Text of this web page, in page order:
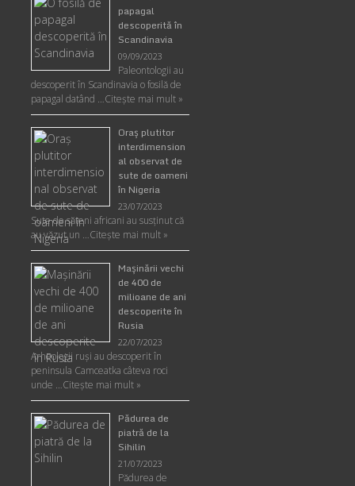
papagal
descoperită în
Scandinavia
09/09/2023
Paleontologii au
descoperit în Scandinavia o fosilă de
papagal datând …Citește mai mult »
Oraş plutitor
interdimension
al observat de
sute de oameni
în Nigeria
23/07/2023
Sute de săteni africani au susținut că
au văzut un …Citește mai mult »
Maşinării vechi
de 400 de
milioane de ani
descoperite în
Rusia
22/07/2023
Arheologii ruşi au descoperit în
peninsula Camceatka câteva roci
unde …Citește mai mult »
Pădurea de
piatră de la
Sihilin
21/07/2023
Pădurea de